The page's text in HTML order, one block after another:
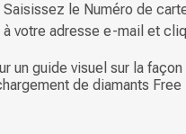
Saisissez le Numéro de
à votre adresse e-mail et
un guide visuel sur la
de diamants